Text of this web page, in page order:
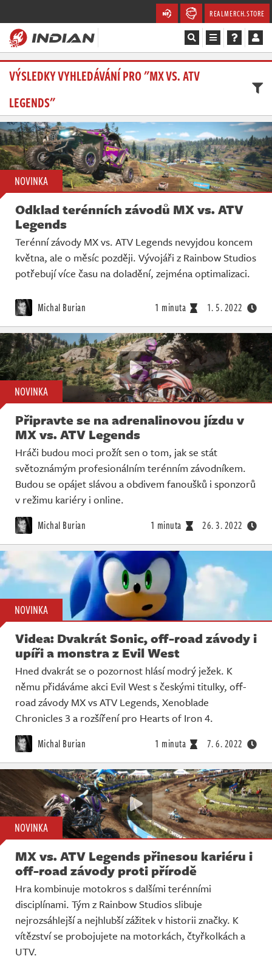
REALMERCH.STORE
Magazín
Recenze
Videa
Soutěže
Databáze
Komunita
Redakce
Živě
VÝSLEDKY VYHLEDÁVÁNÍ PRO "MX VS. ATV
LEGENDS"
NOVINKA
Odklad terénních závodů MX vs. ATV
Legends
Terénní závody MX vs. ATV Legends nevyjdou koncem
května, ale o měsíc později. Vývojáři z Rainbow Studios
potřebují více času na doladění, zejména optimalizaci.
Michal Burian 1 minuta 1. 5. 2022
NOVINKA
Připravte se na adrenalinovou jízdu v
MX vs. ATV Legends
Hráči budou moci prožít sen o tom, jak se stát
světoznámým profesionálním terénním závodníkem.
Budou se opájet slávou a obdivem fanoušků i sponzorů
v režimu kariéry i online.
Michal Burian 1 minuta 26. 3. 2022
NOVINKA
Videa: Dvakrát Sonic, off-road závody i
upíři a monstra z Evil West
Hned dvakrát se o pozornost hlásí modrý ježek. K
němu přidáváme akci Evil West s českými titulky, off-
road závody MX vs ATV Legends, Xenoblade
Chronicles 3 a rozšíření pro Hearts of Iron 4.
Michal Burian 1 minuta 7. 6. 2022
NOVINKA
MX vs. ATV Legends přinesou kariéru i
off-road závody proti přírodě
Hra kombinuje motokros s dalšími terénními
disciplínami. Tým z Rainbow Studios slibuje
nejrozsáhlejší a nejhlubší zážitek v historii značky. K
vítězství se probojujete na motorkách, čtyřkolkách a
UTV.